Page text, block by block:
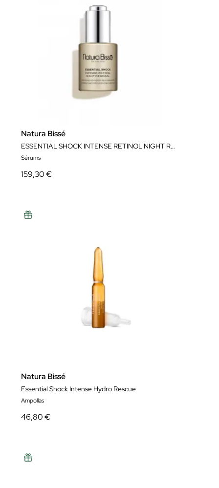
Natura Bissé
ESSENTIAL SHOCK INTENSE RETINOL NIGHT RENEWAL SERUM
Sérums
159,30 €
Natura Bissé
Essential Shock Intense Hydro Rescue
Ampollas
46,80 €